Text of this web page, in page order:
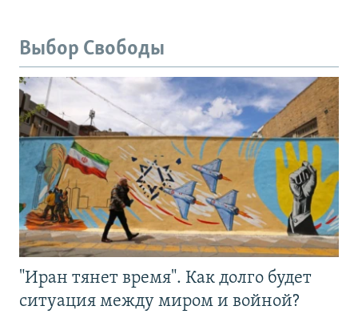
Выбор Свободы
"Иран тянет время". Как долго будет
ситуация между миром и войной?